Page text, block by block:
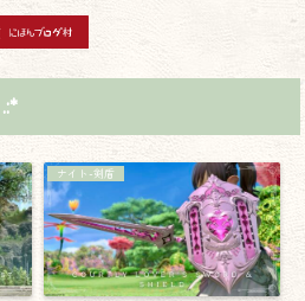
ナイト-剣盾